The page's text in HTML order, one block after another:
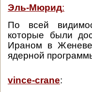
Эль-Мюрид:
По всей
которые были
Ираном в
ядерной
vince-crane: